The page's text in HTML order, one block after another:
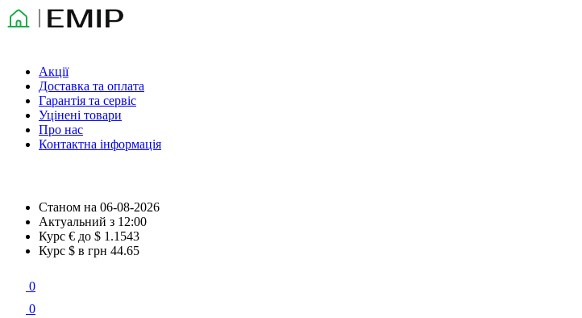
Акції
Доставка та оплата
Гарантія та сервіс
Уцінені товари
Про нас
Контактна інформація
Станом на 06-08-2026
Актуальний з 12:00
Курс € до $ 1.1543
Курс $ в грн 44.65
0
0